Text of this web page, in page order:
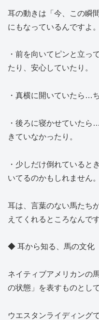
耳の動きは「今、この瞬
にもなっているんですよ。
・前を向いてピンと立
たり、安心していたり。
・真横に開いていたら…
・後ろに寝かせていた
きていなかったり。
・少しだけ倒れている
いてるのかもしれません。
耳は、言葉のない馬たち
えてくれるところなんです
◆ 耳から知る、馬の文化
ネイティブアメリカンの
の状態」を表すものとし
ウエスタンライディング